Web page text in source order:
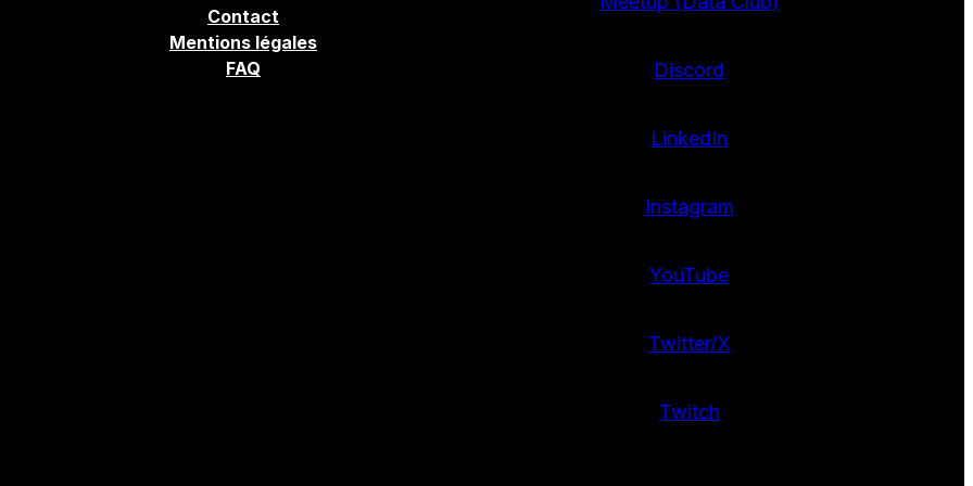
Contact
Mentions légales
FAQ
Discord
LinkedIn
Instagram
YouTube
Twitter/X
Twitch